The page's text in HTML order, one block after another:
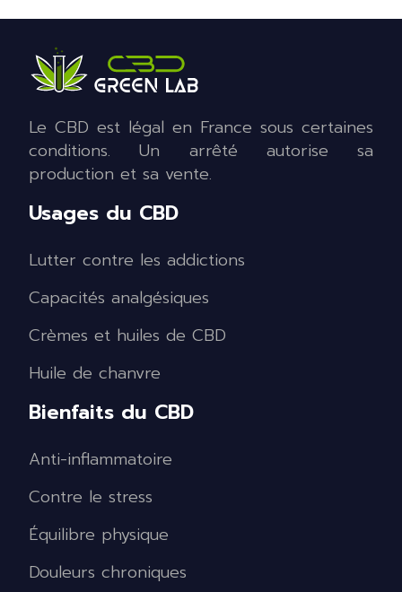
Le CBD est légal en France sous certaines
conditions. Un arrêté autorise sa
production et sa vente.
Usages du CBD
Lutter contre les addictions
Capacités analgésiques
Crèmes et huiles de CBD
Huile de chanvre
Bienfaits du CBD
Anti-inflammatoire
Contre le stress
Équilibre physique
Douleurs chroniques